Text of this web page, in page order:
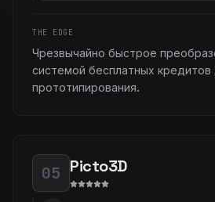
THE EDGE
Чрезвычайно быстрое
системой бесплатных кредитов
прототипирования.
05 Picto3D